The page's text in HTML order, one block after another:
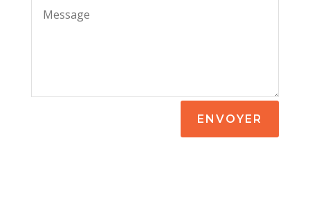
ENVOYER